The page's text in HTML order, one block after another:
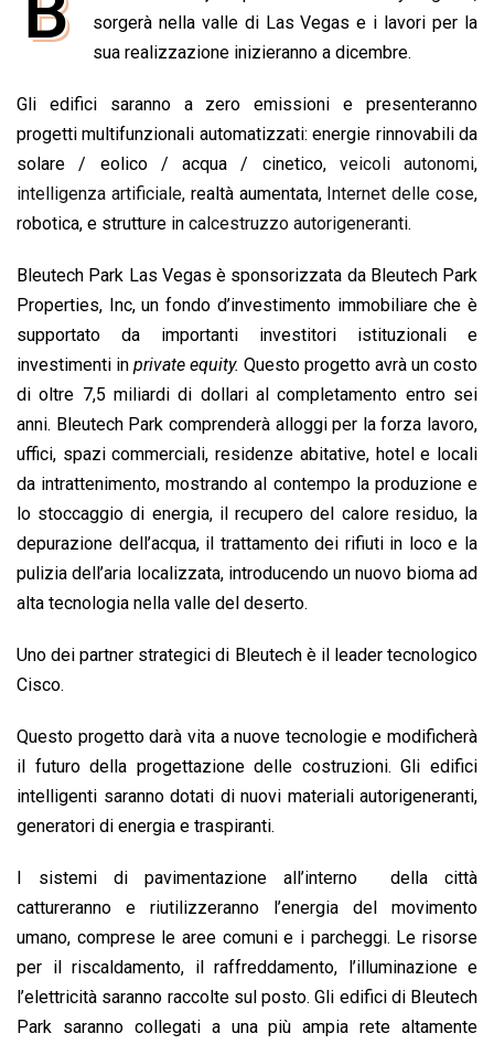
e
o
k
t
s
p
p
k
e
I
n
e
a
s
i
l
y
L
n
k
n
t
sorgerà nella valle di Las Vegas e i lavori per la
sua realizzazione inizieranno a dicembre.
Gli edifici saranno a zero emissioni e presenteranno
progetti multifunzionali automatizzati: energie rinnovabili da
solare / eolico / acqua / cinetico, veicoli autonomi,
intelligenza artificiale, realtà aumentata, Internet delle cose,
robotica, e strutture in calcestruzzo autorigeneranti.
Bleutech Park Las Vegas è sponsorizzata da Bleutech Park
Properties, Inc, un fondo d’investimento immobiliare che è
supportato da importanti investitori istituzionali e
investimenti in private equity. Questo progetto avrà un costo
di oltre 7,5 miliardi di dollari al completamento entro sei
anni. Bleutech Park comprenderà alloggi per la forza lavoro,
uffici, spazi commerciali, residenze abitative, hotel e locali
da intrattenimento, mostrando al contempo la produzione e
lo stoccaggio di energia, il recupero del calore residuo, la
depurazione dell’acqua, il trattamento dei rifiuti in loco e la
pulizia dell’aria localizzata, introducendo un nuovo bioma ad
alta tecnologia nella valle del deserto.
Uno dei partner strategici di Bleutech è il leader tecnologico
Cisco.
Questo progetto darà vita a nuove tecnologie e modificherà
il futuro della progettazione delle costruzioni. Gli edifici
intelligenti saranno dotati di nuovi materiali autorigeneranti,
generatori di energia e traspiranti.
I sistemi di pavimentazione all’interno della città
cattureranno e riutilizzeranno l’energia del movimento
umano, comprese le aree comuni e i parcheggi. Le risorse
per il riscaldamento, il raffreddamento, l’illuminazione e
l’elettricità saranno raccolte sul posto. Gli edifici di Bleutech
Park saranno collegati a una più ampia rete altamente